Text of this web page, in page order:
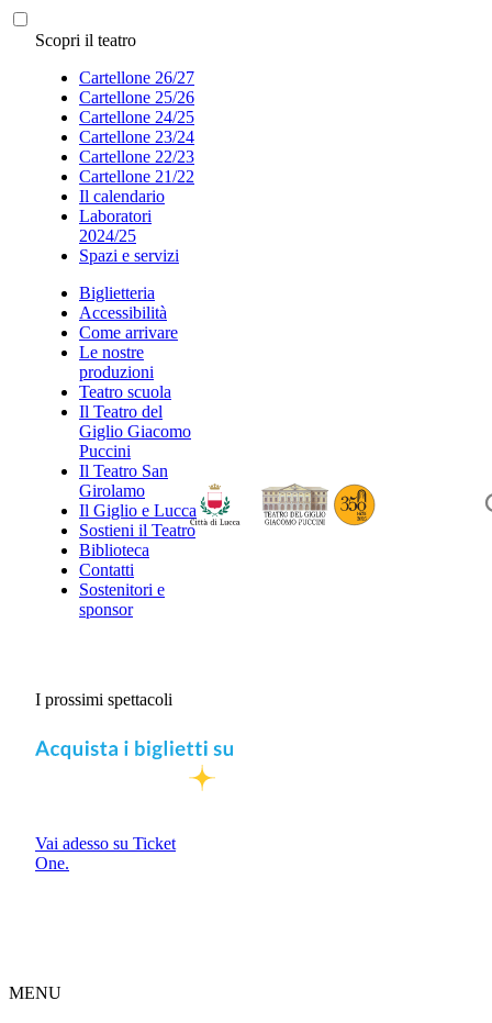
Scopri il teatro
Cartellone 26/27
Cartellone 25/26
Cartellone 24/25
Cartellone 23/24
Cartellone 22/23
Cartellone 21/22
Il calendario
Laboratori
2024/25
Spazi e servizi
Biglietteria
Accessibilità
Come arrivare
Le nostre
produzioni
Teatro scuola
Il Teatro del
Giglio Giacomo
Puccini
Il Teatro San
Girolamo
Il Giglio e Lucca
Sostieni il Teatro
Biblioteca
Contatti
Sostenitori e
sponsor
I prossimi spettacoli
Vai adesso su Ticket
One.
MENU